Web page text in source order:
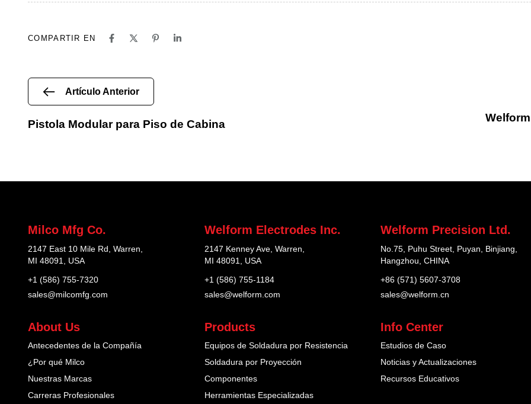
COMPARTIR EN
Artículo Anterior
Pistola Modular para Piso de Cabina
Milco Mfg Co.
2147 East 10 Mile Rd, Warren,
MI 48091, USA
+1 (586) 755-7320
sales@milcomfg.com
Welform Electrodes Inc.
2147 Kenney Ave, Warren,
MI 48091, USA
+1 (586) 755-1184
sales@welform.com
Welform Precision Ltd.
No.75, Puhu Street, Puyan, Binjiang,
Hangzhou, CHINA
+86 (571) 5607-3708
sales@welform.cn
About Us
Antecedentes de la Compañía
¿Por qué Milco
Nuestras Marcas
Carreras Profesionales
Products
Equipos de Soldadura por Resistencia
Soldadura por Proyección
Componentes
Herramientas Especializadas
Info Center
Estudios de Caso
Noticias y Actualizaciones
Recursos Educativos